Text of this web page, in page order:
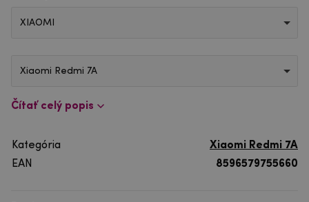
XIAOMI
Xiaomi Redmi 7A
Čítať celý popis
Kategória
Xiaomi Redmi 7A
EAN
8596579755660